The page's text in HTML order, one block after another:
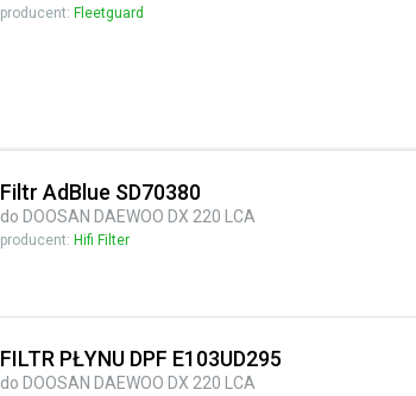
producent:Fleetguard
Filtr AdBlue SD70380
do DOOSAN DAEWOO DX 220 LCA
producent:Hifi Filter
FILTR PŁYNU DPF E103UD295
do DOOSAN DAEWOO DX 220 LCA